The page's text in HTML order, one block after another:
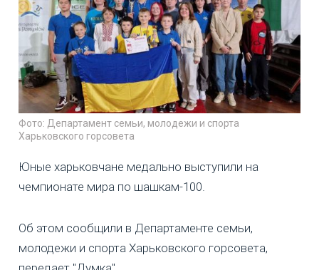
Фото: Департамент семьи, молодежи и спорта
Харьковского горсовета
Юные харьковчане медально выступили на
чемпионате мира по шашкам-100.
Об этом сообщили в Департаменте семьи,
молодежи и спорта Харьковского горсовета,